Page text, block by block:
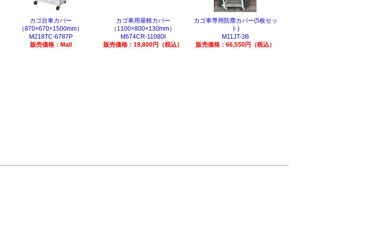
カゴ台車カバー
（870×670×1500mm）
M218TC-6787P
販売価格：Mail
カゴ車用屋根カバー
（1100×800×130mm）
M674CR-11080I
販売価格：19,800円（税込）
カゴ車専用防塵カバー(5枚セッ
ト)
M11JT-3B
販売価格：66,550円（税込）